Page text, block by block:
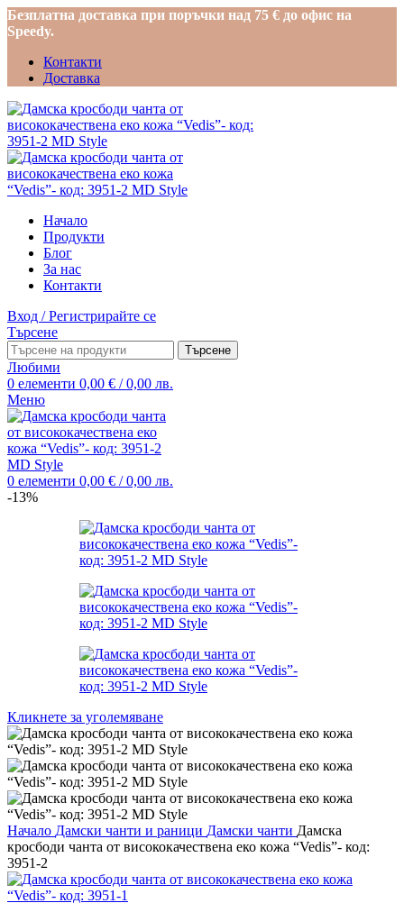
Безплатна доставка при поръчки над 75 € до офис на
Speedy.
Контакти
Доставка
Начало
Продукти
Блог
За нас
Контакти
Вход / Регистрирайте се
Търсене
Търсене
Любими
0 елементи 0,00 € / 0,00 лв.
Меню
0 елементи 0,00 € / 0,00 лв.
-13%
Кликнете за уголемяване
Начало Дамски чанти и раници Дамски чанти Дамска
кросбоди чанта от висококачествена еко кожа “Vedis”- код:
3951-2